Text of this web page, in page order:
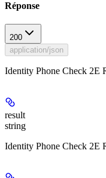
Réponse
200
application/json
Identity Phone Check 2E
result
string
Identity Phone Check 2E